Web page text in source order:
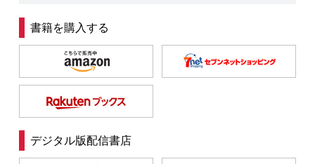
書籍を購入する
デジタル版配信書店